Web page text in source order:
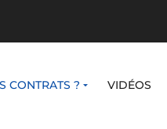
CONTRATS ? VIDÉOS